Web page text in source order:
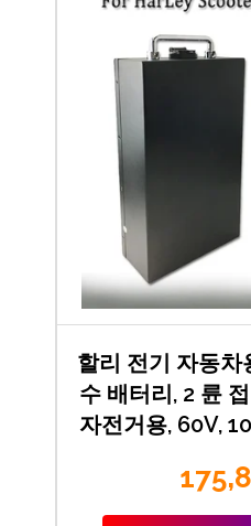
할리 전기 자동차
수 배터리, 2 륜
자전거용, 60V,